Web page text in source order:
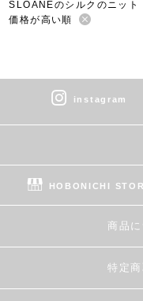
SLOANEのシルクのニット
価格が高い順
instagram
HOBONICHI
商品
特定